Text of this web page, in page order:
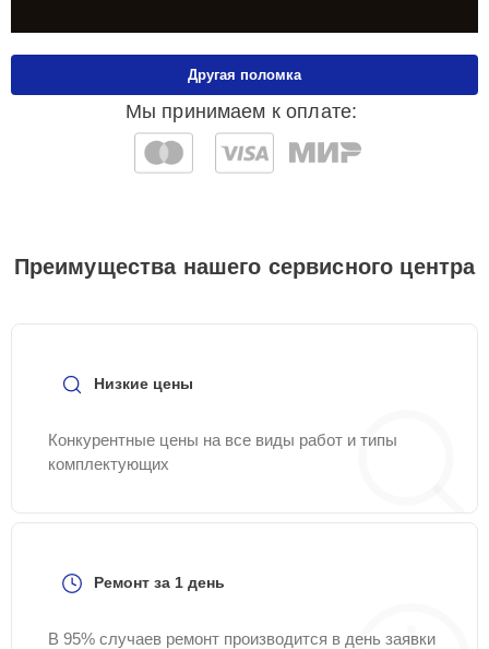
Мы принимаем к оплате:
Другая поломка
Преимущества нашего сервисного центра
Низкие цены
Конкурентные цены на все виды работ и типы
комплектующих
Ремонт за 1 день
В 95% случаев ремонт производится в день заявки